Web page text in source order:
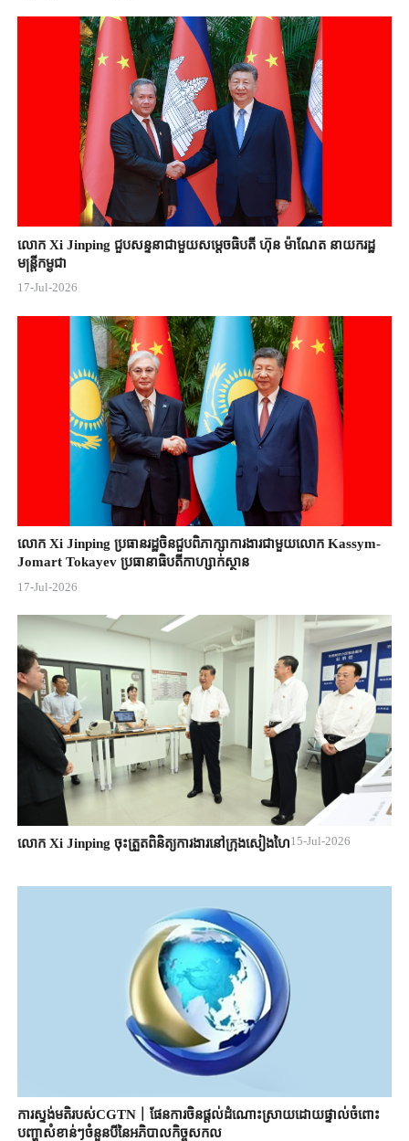
លោក Xi Jinping ជួបសន្ទនាជាមួយសម្តេចធិបតី ហ៊ុន ម៉ាណែត នាយករដ្ឋ
មន្ត្រីកម្ពុជា
17-Jul-2026
លោក Xi Jinping ប្រធានរដ្ឋចិន​ជួបពិភាក្សា​ការងារជាមួយ​លោក Kassym-
Jomart ​Tokayev ​ប្រធានាធិបតី​កាហ្សាក់ស្ថាន​
17-Jul-2026
លោក Xi Jinping ចុះត្រួតពិនិត្យការងារនៅក្រុងសៀងហៃ15-Jul-2026
ការស្ទង់មតិរបស់CGTN丨ផែនការចិនផ្តល់ដំណោះស្រាយដោយផ្ទាល់ចំពោះ